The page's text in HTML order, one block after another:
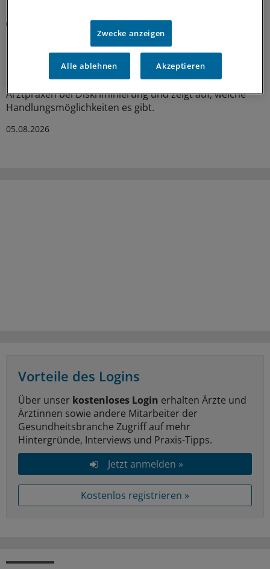
Rassismus in der Praxis: Neuer Leitfaden klärt
über rechtliche Handlungsmöglichkeiten auf
Ein neuer Leitfaden der Charité Berlin beleuchtet
anhand realer Fälle die rechtliche Verantwortung von
Arztpraxen bei Diskriminierung und zeigt auf, welche
Handlungsmöglichkeiten es gibt.
05.08.2026
Vorteile des Logins
Über unser kostenloses Login erhalten Ärzte und
Ärztinnen sowie andere Mitarbeiter der
Gesundheitsbranche Zugriff auf mehr
Hintergründe, Interviews und Praxis-Tipps.
Jetzt anmelden »
Kostenlos registrieren »
Zwecke anzeigen
Alle ablehnen Akzeptieren